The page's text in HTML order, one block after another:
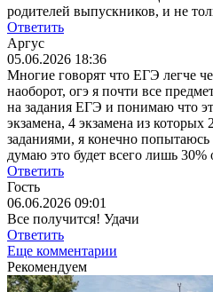
родителей выпускников, и не
Ответить
Аргус
05.06.2026 18:36
Многие говорят что ЕГЭ легче
наоборот, огэ я почти все
на задания ЕГЭ и понимаю что
экзамена, 4 экзамена из
заданиями, я конечно
думаю это будет всего лишь
Ответить
Гость
06.06.2026 09:01
Все получится! Удачи
Ответить
Еще комментарии
Рекомендуем